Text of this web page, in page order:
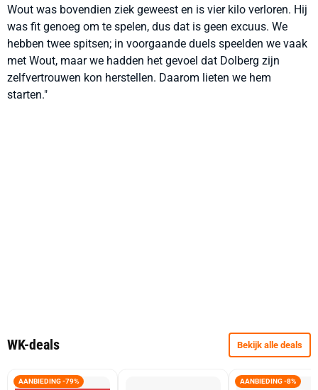
Wout was bovendien ziek geweest en is vier kilo verloren. Hij
was fit genoeg om te spelen, dus dat is geen excuus. We
hebben twee spitsen; in voorgaande duels speelden we vaak
met Wout, maar we hadden het gevoel dat Dolberg zijn
zelfvertrouwen kon herstellen. Daarom lieten we hem
starten."
WK-deals Bekijk alle deals
AANBIEDING -79% AANBIEDING -8%